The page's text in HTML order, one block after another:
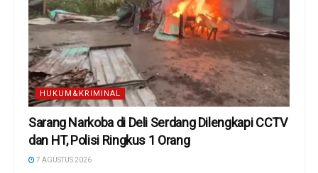
HUKUM&KRIMINAL
Sarang Narkoba di Deli Serdang Dilengkapi CCTV
dan HT, Polisi Ringkus 1 Orang
7 AGUSTUS 2026